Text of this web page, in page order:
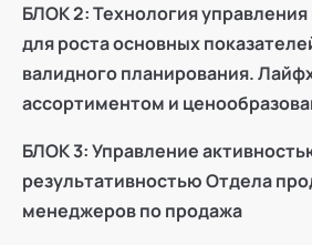
БЛОК 2: Технология
для роста основных
валидного планирования.
ассортиментом и
БЛОК 3: Управление
результативностью Отдела
менеджеров по продажа